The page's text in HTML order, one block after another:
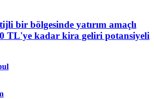
bir bölgesinde yatırım amaçlı
TL'ye kadar kira geliri potansiyeli